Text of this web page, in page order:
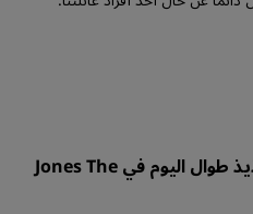
انغمس في تناول الطعام اللذيذ طوال اليوم في Jones The